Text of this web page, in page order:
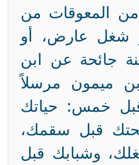
المعوقات من
عارض، أو
جائحة عن ابن
ميمون مرسلاً
خمس: حياتك
قبل سقمك،
وشبابك قبل